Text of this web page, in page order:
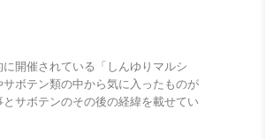
開催されている「しんゆりマルシ
ボテン類の中から気に入ったものが
サボテンのその後の経緯を載せてい